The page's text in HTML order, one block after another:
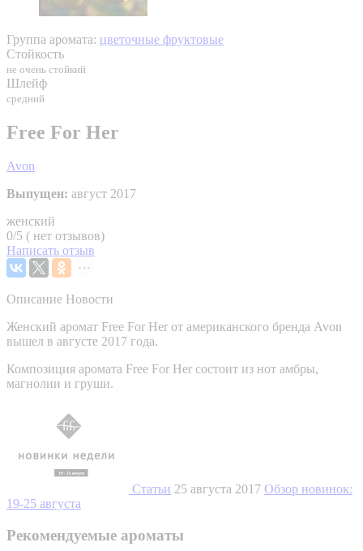
Группа аромата: цветочные фруктовые
Стойкость
не очень стойкий
Шлейф
средний
Free For Her
Avon
Выпущен: август 2017
женский
0/5 ( нет отзывов)
Написать отзыв
Описание Новости
Женский аромат Free For Her от американского бренда Avon
вышел в августе 2017 года.
Композиция аромата Free For Her состоит из нот амбры,
магнолии и груши.
Статьи 25 августа 2017 Обзор новинок:
19-25 августа
Рекомендуемые ароматы